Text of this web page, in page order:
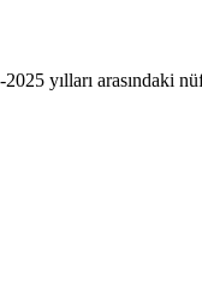
-2025 yılları arasındaki